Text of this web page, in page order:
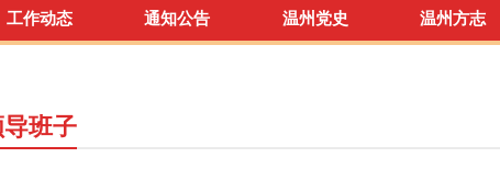
工作动态 通知公告 温州党史 温州方志
班子